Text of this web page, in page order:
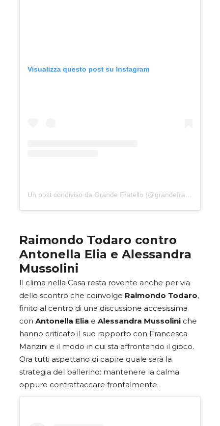
Visualizza questo post su Instagram
Raimondo Todaro contro
Antonella Elia e Alessandra
Mussolini
Il clima nella Casa resta rovente anche per via
dello scontro che coinvolge Raimondo Todaro,
finito al centro di una discussione accesissima
con Antonella Elia e Alessandra Mussolini che
hanno criticato il suo rapporto con Francesca
Manzini e il modo in cui sta affrontando il gioco.
Ora tutti aspettano di capire quale sarà la
strategia del ballerino: mantenere la calma
oppure contrattaccare frontalmente.